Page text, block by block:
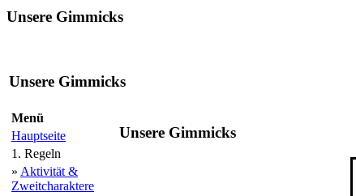
Unsere Gimmicks
Unsere Gimmicks
Menü
Hauptseite
1. Regeln
» Aktivität &
Zweitcharaktere
Unsere Gimmicks